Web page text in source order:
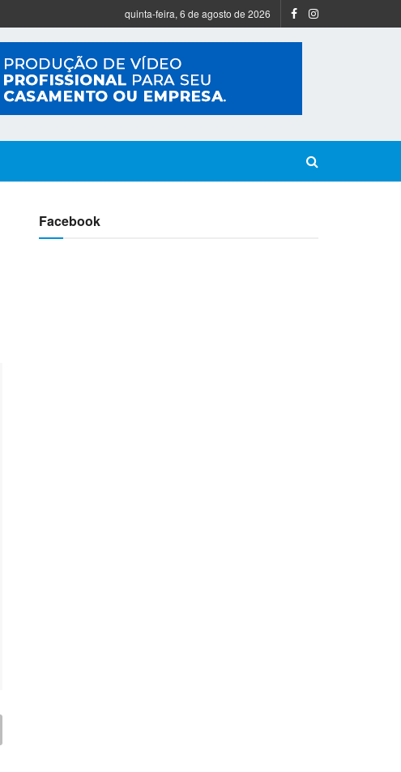
quinta-feira, 6 de agosto de 2026
Facebook